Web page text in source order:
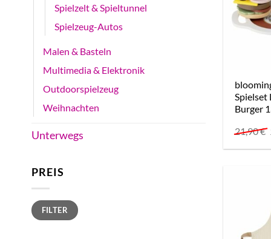
Spielzelt & Spieltunnel
Spielzeug-Autos
Malen & Basteln
Multimedia & Elektronik
Outdoorspielzeug
Weihnachten
Unterwegs
PREIS
Min.
Preis
Max.
PreisFILTER
Spielset
Burger
21,90€